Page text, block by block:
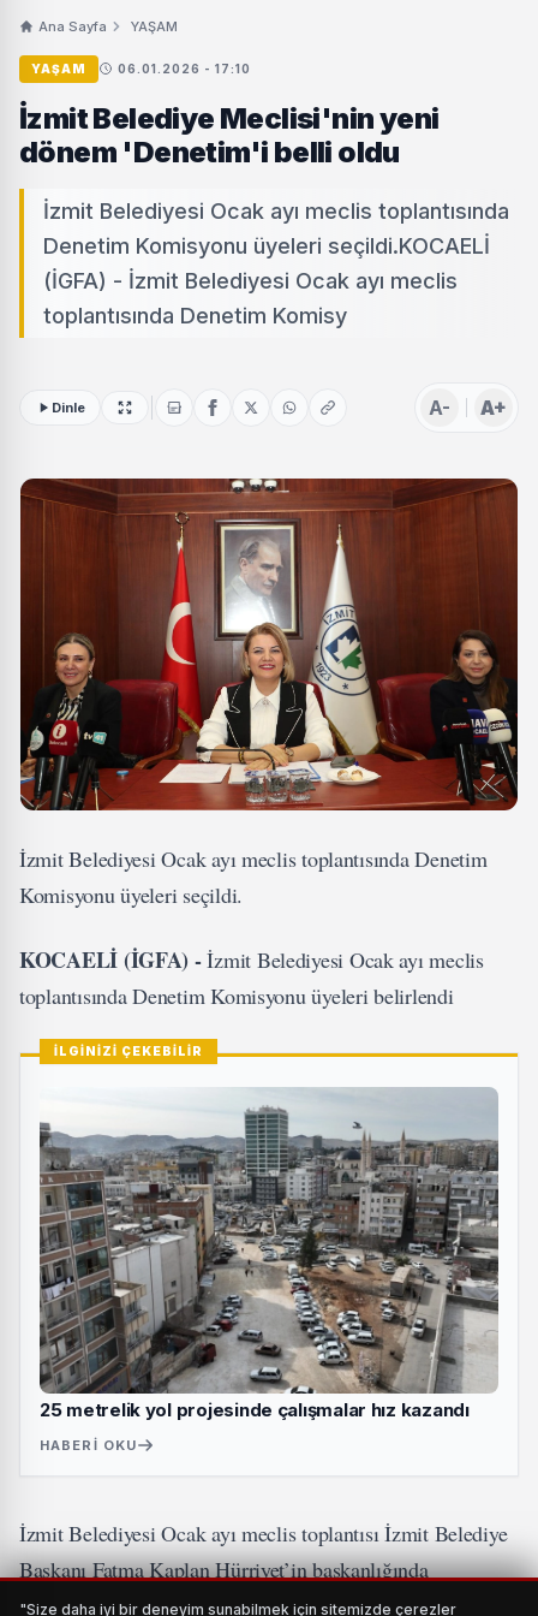
Ana Sayfa YAŞAM
YAŞAM 06.01.2026 - 17:10
İzmit Belediye Meclisi'nin yeni
dönem 'Denetim'i belli oldu
İzmit Belediyesi Ocak ayı meclis toplantısında
Denetim Komisyonu üyeleri seçildi.KOCAELİ
(İGFA) - İzmit Belediyesi Ocak ayı meclis
toplantısında Denetim Komisy
Dinle A- A+
İzmit Belediyesi Ocak ayı meclis toplantısında Denetim
Komisyonu üyeleri seçildi.
KOCAELİ (İGFA) -İzmit Belediyesi Ocak ayı meclis
toplantısında Denetim Komisyonu üyeleri belirlendi
İLGİNİZİ ÇEKEBİLİR
25 metrelik yol projesinde çalışmalar hız kazandı
HABERI OKU
İzmit Belediyesi Ocak ayı meclis toplantısı İzmit Belediye
Başkanı Fatma Kaplan Hürriyet’in başkanlığında
gerçekleştirildi. Toplantıda 14 gündem maddesi
"Size daha iyi bir deneyim sunabilmek için sitemizde çerezler